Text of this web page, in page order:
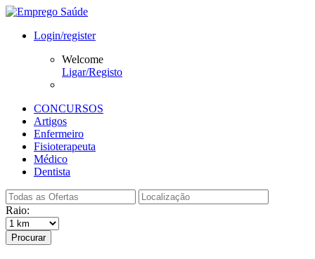
Login/register
Welcome
Ligar/Registo
CONCURSOS
Artigos
Enfermeiro
Fisioterapeuta
Médico
Dentista
Raio:
Procurar